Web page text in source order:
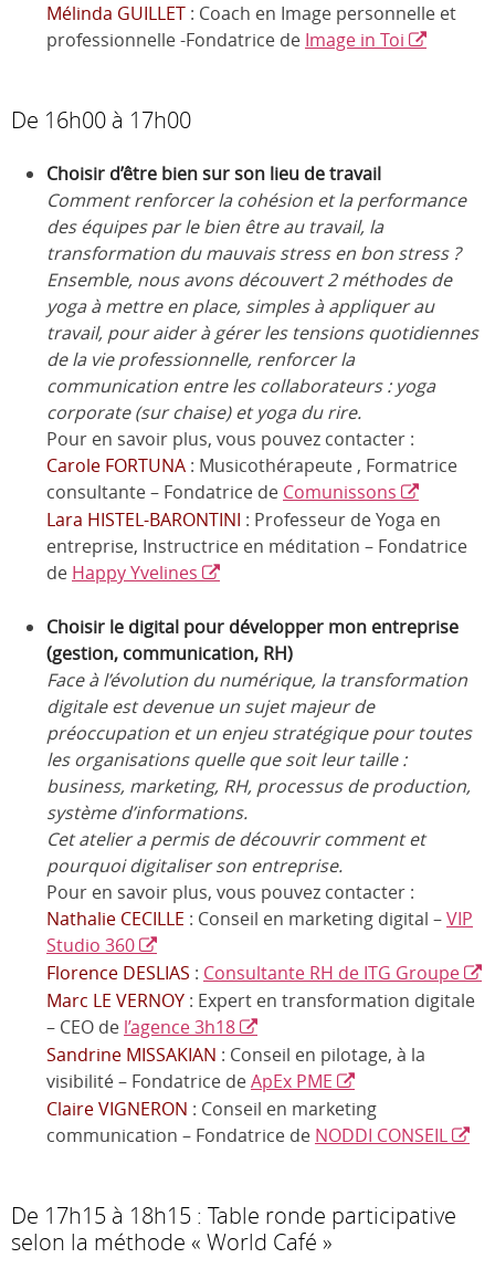
Mélinda GUILLET : Coach en Image personnelle et
professionnelle -Fondatrice de Image in Toi
De 16h00 à 17h00
Choisir d’être bien sur son lieu de travail
Comment renforcer la cohésion et la performance
des équipes par le bien être au travail, la
transformation du mauvais stress en bon stress ?
Ensemble, nous avons découvert 2 méthodes de
yoga à mettre en place, simples à appliquer au
travail, pour aider à gérer les tensions quotidiennes
de la vie professionnelle, renforcer la
communication entre les collaborateurs : yoga
corporate (sur chaise) et yoga du rire.
Pour en savoir plus, vous pouvez contacter :
Carole FORTUNA : Musicothérapeute , Formatrice
consultante – Fondatrice de Comunissons
Lara HISTEL-BARONTINI : Professeur de Yoga en
entreprise, Instructrice en méditation – Fondatrice
de Happy Yvelines
Choisir le digital pour développer mon entreprise
(gestion, communication, RH)
Face à l’évolution du numérique, la transformation
digitale est devenue un sujet majeur de
préoccupation et un enjeu stratégique pour toutes
les organisations quelle que soit leur taille :
business, marketing, RH, processus de production,
système d’informations.
Cet atelier a permis de découvrir comment et
pourquoi digitaliser son entreprise.
Pour en savoir plus, vous pouvez contacter :
Nathalie CECILLE : Conseil en marketing digital –VIP
Studio 360
Florence DESLIAS : Consultante RH de ITG Groupe
Marc LE VERNOY : Expert en transformation digitale
– CEO de l’agence 3h18
Sandrine MISSAKIAN : Conseil en pilotage, à la
visibilité – Fondatrice deApEx PME
Claire VIGNERON : Conseil en marketing
communication – Fondatrice de NODDI CONSEIL
De 17h15 à 18h15 : Table ronde participative
selon la méthode « World Café »